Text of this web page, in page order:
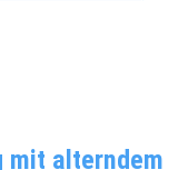
mit alterndem